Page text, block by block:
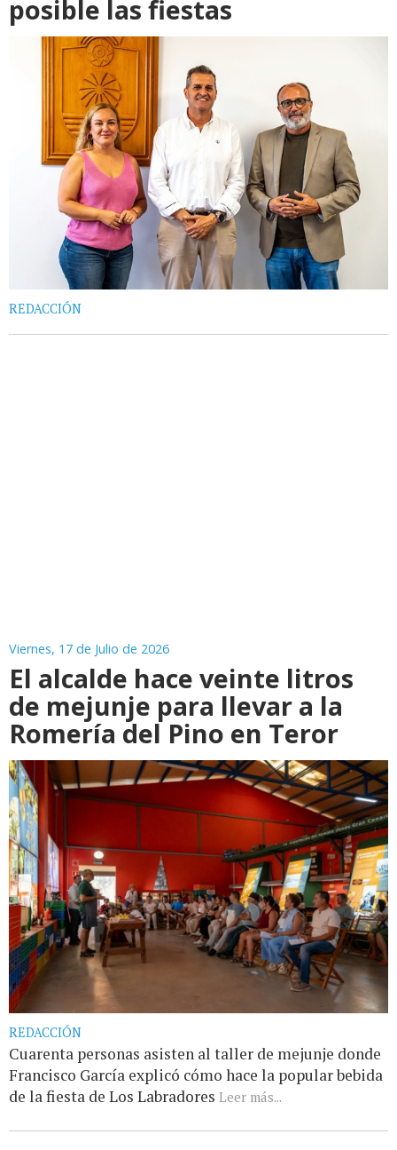
posible las fiestas
REDACCIÓN
Viernes, 17 de Julio de 2026
El alcalde hace veinte litros
de mejunje para llevar a la
Romería del Pino en Teror
REDACCIÓN
Cuarenta personas asisten al taller de mejunje donde
Francisco García explicó cómo hace la popular bebida
de la fiesta de Los Labradores Leer más...